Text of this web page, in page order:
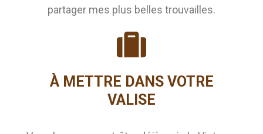
partager mes plus belles trouvailles.
À METTRE DANS VOTRE
VALISE